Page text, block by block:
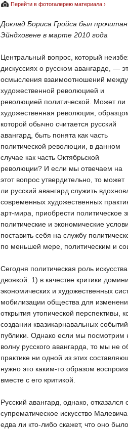
Перейти в фотогалерею материала ›
Доклад Бориса Гройса был
Эйндховене в марте 2010 года
Центральный вопрос, который
дискуссиях о русском авангарде, —
осмысления взаимоотношений между
художественной революцией и
революцией политической. Может ли
художественная революция,
которой обычно считается русский
авангард, быть понята как часть
политической революции, в данном
случае как часть Октябрьской
революции? И если мы отвечаем на
этот вопрос утвердительно, то может
ли русский авангард служить
современных художественных
арт-мира, приобрести
политические и экономические
поставить себя на службу
по меньшей мере, политическим и
Сегодня политическая роль
двоякой: 1) в качестве критики
экономических и художественных
мобилизации общества для
открытия утопической перспективы,
создании квазикарнавальных
публики. Однако если мы
волну русского авангарда, то мы не
практике ни одной из этих
нужно это каким-то образом
вместе с его критикой.
Русский авангард, однако, отказался
супрематическое искусство
едва ли кто-либо скажет, что оно